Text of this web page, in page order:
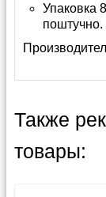
Упаковка
поштучно.
Также
товары: